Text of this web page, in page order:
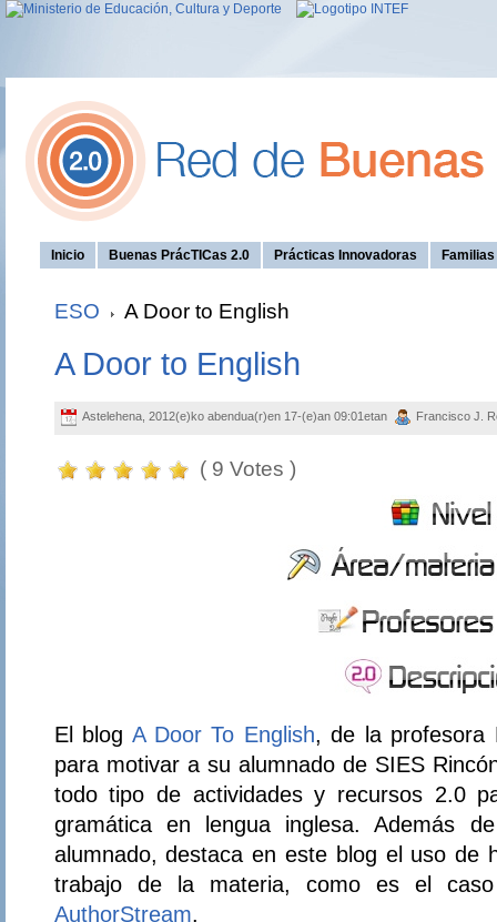
Inicio Buenas PrácTICas 2.0 Prácticas Innovadoras
ESO A Door to English
A Door to English
Astelehena, 2012(e)ko abendua(r)en 17-(e)an 09:01etan Francisco J.
( 9 Votes )
El blog A Door To English, de la profesora
para motivar a su alumnado de SIES
todo tipo de actividades y recursos 2.0
gramática en lengua inglesa. Además
alumnado, destaca en este blog el uso de
trabajo de la materia, como es el
AuthorStream.